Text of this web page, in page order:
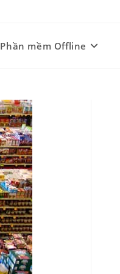
Phần mềm Offline